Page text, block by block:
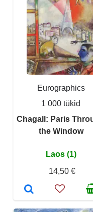
Eurographics
1 000 tükid
Chagall: Paris
the Window
Laos (1)
14,50 €